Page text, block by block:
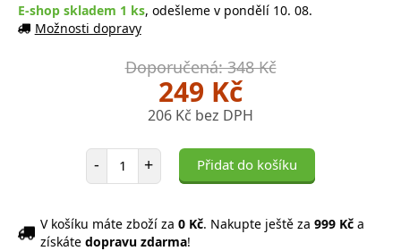
E-shop skladem 1 ks, odešleme v pondělí 10. 08.
Možnosti dopravy
Doporučená: 348 Kč
249 Kč
206 Kč bez DPH
- Počet položek
+ Přidat do košíku
V košíku máte zboží za 0 Kč. Nakupte ještě za 999 Kč a
získáte dopravu zdarma!